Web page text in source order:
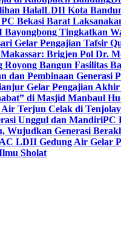
HalalLDII Kota
Bekasi Barat
Tingkatkan
Gelar Pengajian Tafsir
Brigjen Pol Dr.
Bangun Fasilitas
Pembinaan Generasi
Gelar Pengajian Akhir
di Masjid Manbaul
Terjun Celak di
Unggul dan MandiriPC
Generasi
LDII Gedung Air Gelar
Sholat